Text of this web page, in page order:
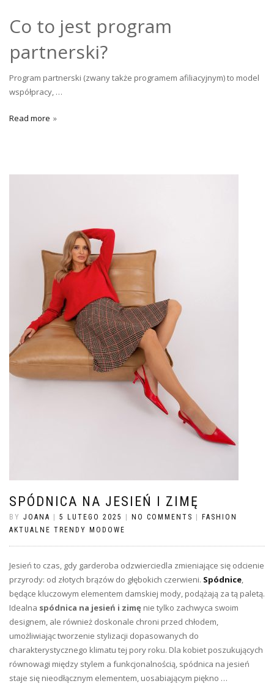
Co to jest program
partnerski?
Program partnerski (zwany także programem afiliacyjnym) to model
współpracy, …
Read more
SPÓDNICA NA JESIEŃ I ZIMĘ
BY JOANA | 5 LUTEGO 2025 | NO COMMENTS | FASHION
AKTUALNE TRENDY MODOWE
Jesień to czas, gdy garderoba odzwierciedla zmieniające się odcienie
przyrody: od złotych brązów do głębokich czerwieni. Spódnice,
będące kluczowym elementem damskiej mody, podążają za tą paletą.
Idealna spódnica na jesień i zimę nie tylko zachwyca swoim
designem, ale również doskonale chroni przed chłodem,
umożliwiając tworzenie stylizacji dopasowanych do
charakterystycznego klimatu tej pory roku. Dla kobiet poszukujących
równowagi między stylem a funkcjonalnością, spódnica na jesień
staje się nieodłącznym elementem, uosabiającym piękno …